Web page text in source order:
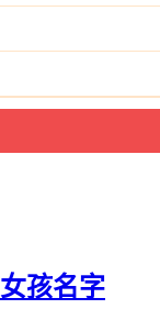
孩名字